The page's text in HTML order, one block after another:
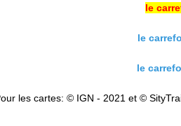
le
le
le
les cartes: © IGN - 2021 et ©